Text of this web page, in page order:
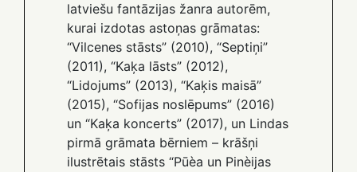
latviešu fantāzijas žanra autorēm,
kurai izdotas astoņas grāmatas:
“Vilcenes stāsts” (2010), “Septiņi”
(2011), “Kaķa lāsts” (2012),
“Lidojums” (2013), “Kaķis maisā”
(2015), “Sofijas noslēpums” (2016)
un “Kaķa koncerts” (2017), un Lindas
pirmā grāmata bērniem – krāšņi
ilustrētais stāsts “Pūèa un Pinèijas